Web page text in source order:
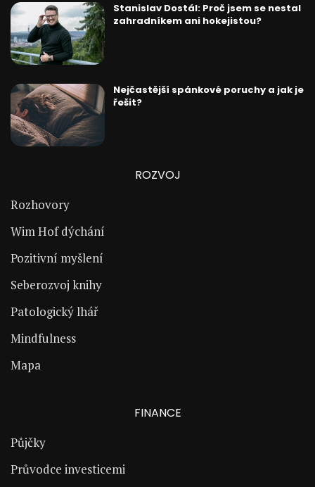
Stanislav Dostál: Proč jsem se nestal
zahradníkem ani hokejistou?
Nejčastější spánkové poruchy a jak je
řešit?
ROZVOJ
Rozhovory
Wim Hof dýchání
Pozitivní myšlení
Seberozvoj knihy
Patologický lhář
Mindfulness
Mapa
FINANCE
Půjčky
Průvodce investicemi